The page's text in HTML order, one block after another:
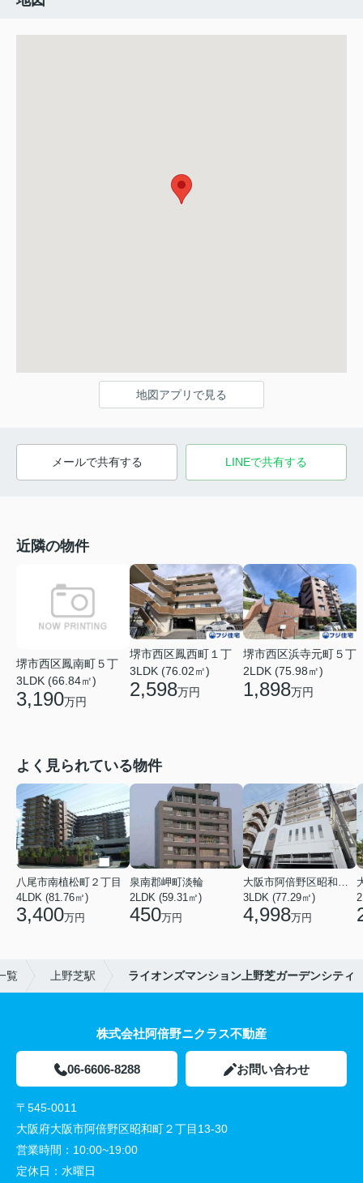
地図アプリで見る
メールで共有する LINEで共有する
近隣の物件
堺市西区鳳南町５丁
3LDK (66.84㎡)
3,190万円
堺市西区鳳西町１丁
3LDK (76.02㎡)
2,598万円
堺市西区浜寺元町５丁
2LDK (75.98㎡)
1,898万円
よく見られている物件
八尾市南植松町２丁目
4LDK (81.76㎡)
3,400万円
泉南郡岬町淡輪
2LDK (59.31㎡)
450万円
大阪市阿倍野区昭和町２丁目
3LDK (77.29㎡)
4,998万円
覧 上野芝駅 ライオンズマンション上野芝ガーデンシティ
株式会社阿倍野ニクラス不動産
06-6606-8288 お問い合わせ
〒545-0011
大阪府大阪市阿倍野区昭和町２丁目13-30
営業時間： 10:00~19:00
定休日： 水曜日